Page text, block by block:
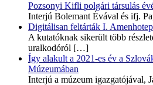
Pozsonyi Kifli polgári társulás
Interjú Bolemant Évával és ifj.
Digitálisan feltárták I.
A kutatóknak sikerült több
uralkodóról […]
Így alakult a 2021-es év a
Múzeumában
Interjú a múzeum igazgatójával,